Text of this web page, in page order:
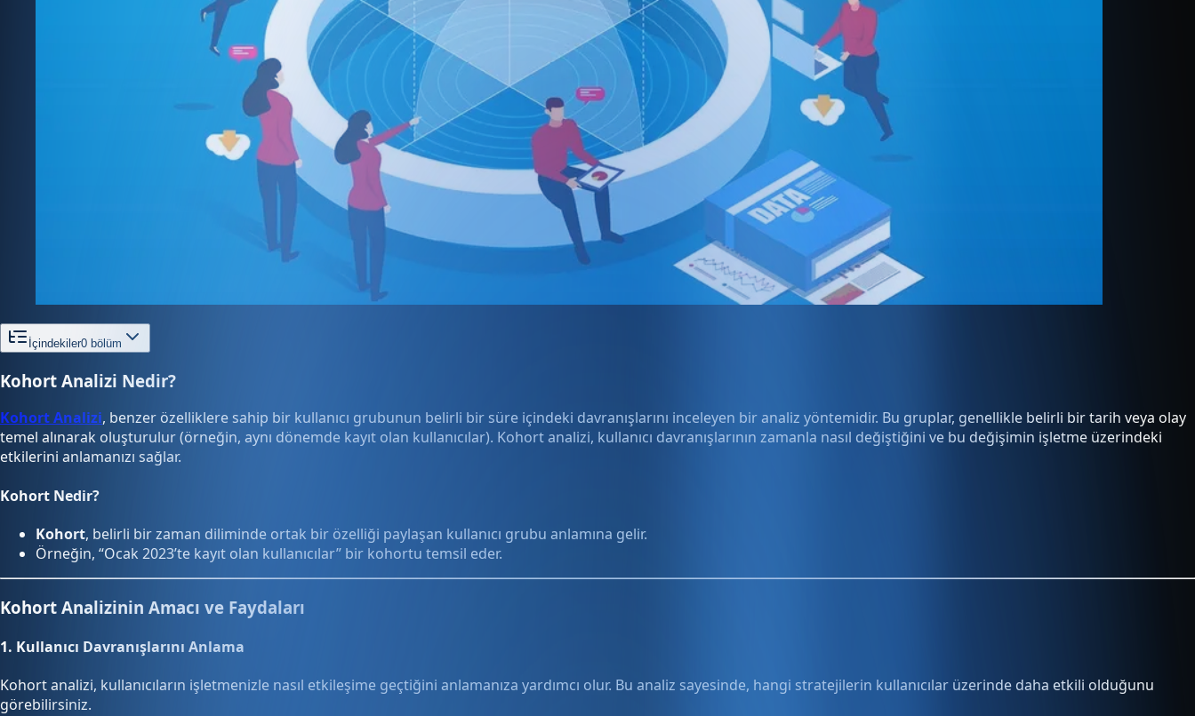
İçindekiler0 bölüm
Kohort Analizi Nedir?
Kohort Analizi, benzer özelliklere sahip bir kullanıcı grubunun belirli bir süre içindeki davranışlarını inceleyen bir analiz yöntemidir. Bu gruplar, genellikle belirli bir tarih veya olay
temel alınarak oluşturulur (örneğin, aynı dönemde kayıt olan kullanıcılar). Kohort analizi, kullanıcı davranışlarının zamanla nasıl değiştiğini ve bu değişimin işletme üzerindeki
etkilerini anlamanızı sağlar.
Kohort Nedir?
Kohort, belirli bir zaman diliminde ortak bir özelliği paylaşan kullanıcı grubu anlamına gelir.
Örneğin, “Ocak 2023’te kayıt olan kullanıcılar” bir kohortu temsil eder.
Kohort Analizinin Amacı ve Faydaları
1. Kullanıcı Davranışlarını Anlama
Kohort analizi, kullanıcıların işletmenizle nasıl etkileşime geçtiğini anlamanıza yardımcı olur. Bu analiz sayesinde, hangi stratejilerin kullanıcılar üzerinde daha etkili olduğunu
görebilirsiniz.